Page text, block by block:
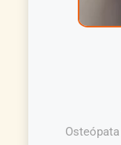
Osteópata